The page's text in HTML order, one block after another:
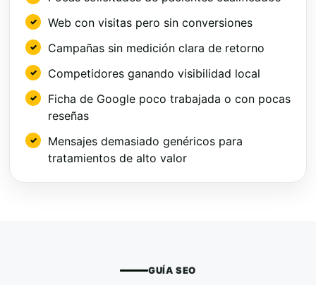
Web con visitas pero sin conversiones
Campañas sin medición clara de retorno
Competidores ganando visibilidad local
Ficha de Google poco trabajada o con pocas
reseñas
Mensajes demasiado genéricos para
tratamientos de alto valor
GUÍA SEO